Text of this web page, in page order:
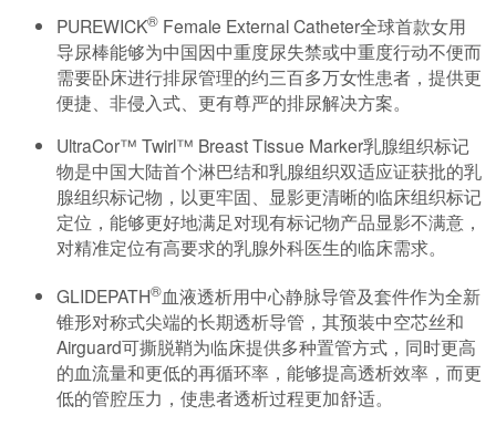
PUREWICK® Female External Catheter全球首款女用
导尿棒能够为中国因中重度尿失禁或中重度行动不便而
需要卧床进行排尿管理的约三百多万女性患者，提供更
便捷、非侵入式、更有尊严的排尿解决方案。
UltraCor™ Twirl™ Breast Tissue Marker乳腺组织标记
物是中国大陆首个淋巴结和乳腺组织双适应证获批的乳
腺组织标记物，以更牢固、显影更清晰的临床组织标记
定位，能够更好地满足对现有标记物产品显影不满意，
对精准定位有高要求的乳腺外科医生的临床需求。
GLIDEPATH®血液透析用中心静脉导管及套件作为全新
锥形对称式尖端的长期透析导管，其预装中空芯丝和
Airguard可撕脱鞘为临床提供多种置管方式，同时更高
的血流量和更低的再循环率，能够提高透析效率，而更
低的管腔压力，使患者透析过程更加舒适。